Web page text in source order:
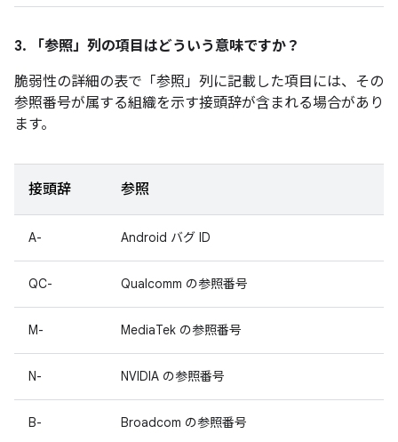
3. 「参照」 列の項目はどういう意味ですか？
脆弱性の詳細の表で「参照」 列に記載した項目には、その
参照番号が属する組織を示す接頭辞が含まれる場合があり
ます。
接頭辞 参照
A- Android バグ ID
QC- Qualcomm の参照番号
M- MediaTek の参照番号
N- NVIDIA の参照番号
B- Broadcom の参照番号